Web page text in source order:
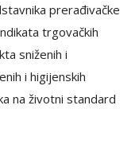
prerađivačke
trgovačkih
sniženih i
i higijenskih
na životni standard